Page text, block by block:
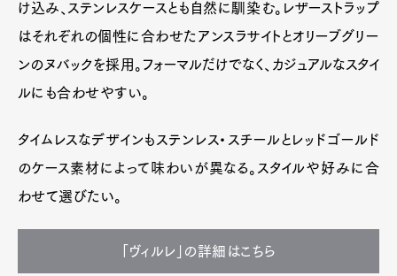
け込み、ステンレスケースとも自然に馴染む。レザーストラップ
はそれぞれの個性に合わせたアンスラサイトとオリーブグリー
ンのヌバックを採用。フォーマルだけでなく、カジュアルなスタイ
ルにも合わせやすい。
タイムレスなデザインもステンレス・スチールとレッドゴールド
のケース素材によって味わいが異なる。スタイルや好みに合
わせて選びたい。
「ヴィルレ」の詳細はこちら